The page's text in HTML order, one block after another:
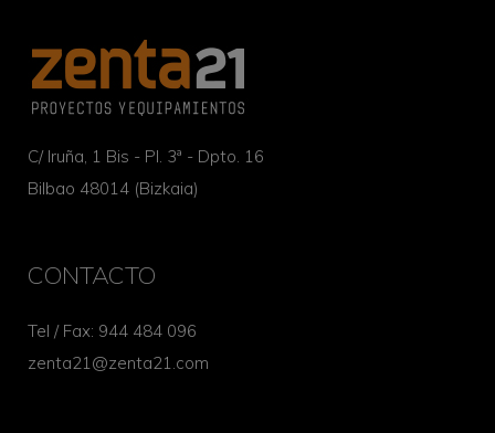
C/ Iruña, 1 Bis - Pl. 3ª - Dpto. 16
Bilbao 48014 (Bizkaia)
CONTACTO
Tel / Fax: 944 484 096
zenta21@zenta21.com